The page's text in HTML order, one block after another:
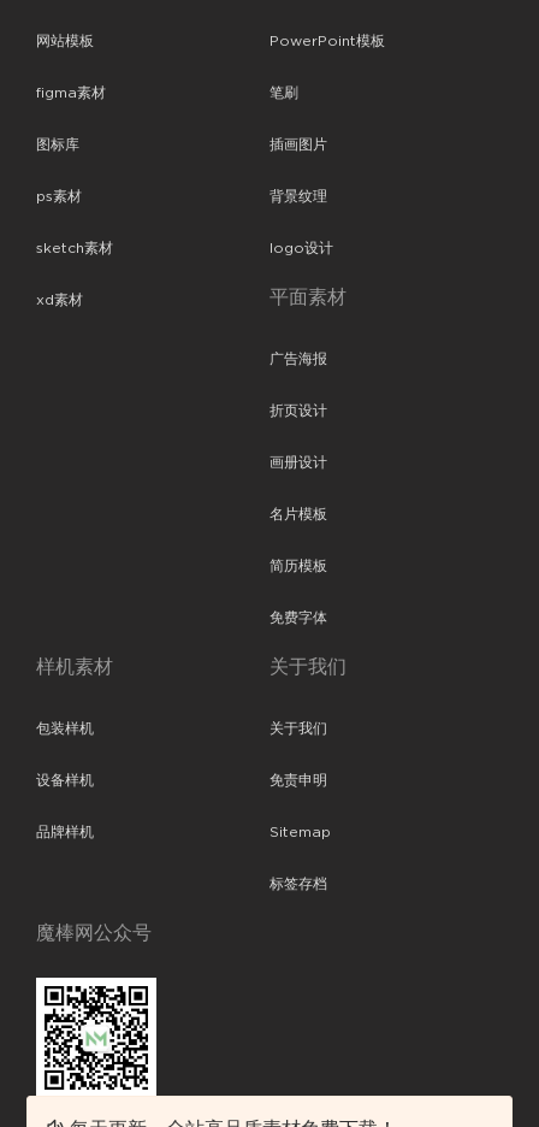
网站模板
figma素材
图标库
ps素材
sketch素材
xd素材
PowerPoint模板
笔刷
插画图片
背景纹理
logo设计
平面素材
广告海报
折页设计
画册设计
名片模板
简历模板
免费字体
样机素材
包装样机
设备样机
品牌样机
关于我们
关于我们
免责申明
Sitemap
标签存档
魔棒网公众号